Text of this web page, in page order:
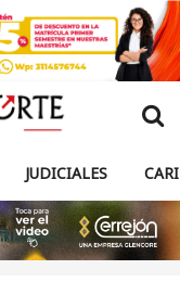
JUDICIALES